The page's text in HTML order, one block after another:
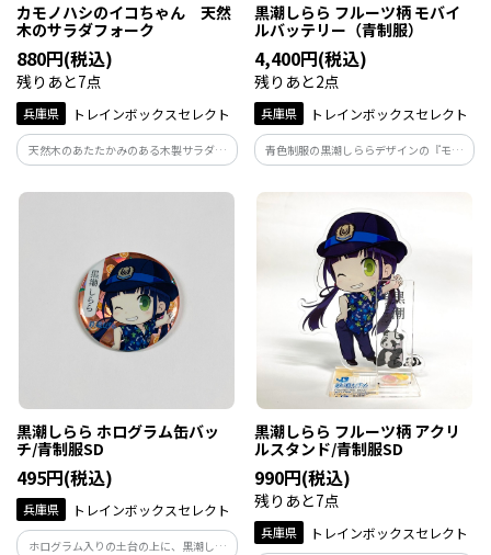
カモノハシのイコちゃん 天然
木のサラダフォーク
880円(税込)
残りあと7点
兵庫県 トレインボックスセレクト
天然木のあたたかみのある木製サラダフ
ォークで口当たりがやさしくてなめらか
です。
黒潮しらら フルーツ柄 モバイ
ルバッテリー（青制服）
4,400円(税込)
残りあと2点
兵庫県 トレインボックスセレクト
青色制服の黒潮しららデザインの『モバ
イルバッテリー』です。 和歌山の名産
「みかん」と「桃」の背景です♪
10000mAhの大容量でQi（ワイヤレス充
電）対応商品です。
黒潮しらら ホログラム缶バッ
チ/青制服SD
495円(税込)
兵庫県 トレインボックスセレクト
ホログラム入りの土台の上に、黒潮しら
黒潮しらら フルーツ柄 アクリ
ルスタンド/青制服SD
990円(税込)
残りあと7点
兵庫県 トレインボックスセレクト